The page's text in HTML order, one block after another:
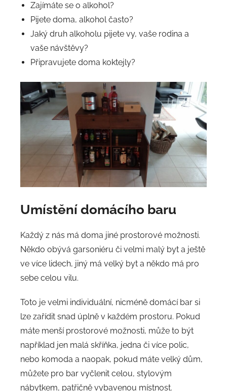
Zajímáte se o alkohol?
Pijete doma, alkohol často?
Jaký druh alkoholu pijete vy, vaše rodina a
vaše návštěvy?
Připravujete doma koktejly?
Umístění domácího baru
Každý z nás má doma jiné prostorové možnosti.
Někdo obývá garsoniéru či velmi malý byt a ještě
ve více lidech, jiný má velký byt a někdo má pro
sebe celou vilu.
Toto je velmi individuální, nicméně domácí bar si
lze zařídit snad úplně v každém prostoru. Pokud
máte menší prostorové možnosti, může to být
například jen malá skříňka, jedna či více polic,
nebo komoda a naopak, pokud máte velký dům,
můžete pro bar vyčlenit celou, stylovým
nábytkem, patřičně vybavenou místnost.